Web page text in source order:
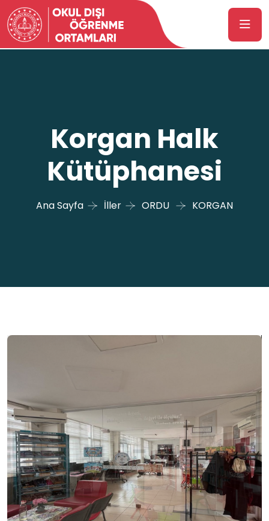
Korgan Halk
Kütüphanesi
Ana Sayfa İller ORDU KORGAN